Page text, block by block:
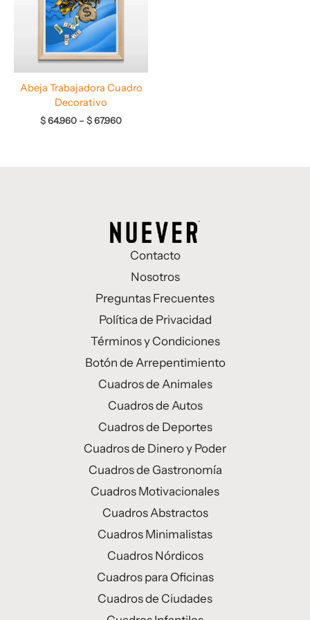
Abeja Trabajadora Cuadro
Decorativo
$64.960 –$67.960
Contacto
Nosotros
Preguntas Frecuentes
Política de Privacidad
Términos y Condiciones
Botón de Arrepentimiento
Cuadros de Animales
Cuadros de Autos
Cuadros de Deportes
Cuadros de Dinero y Poder
Cuadros de Gastronomía
Cuadros Motivacionales
Cuadros Abstractos
Cuadros Minimalistas
Cuadros Nórdicos
Cuadros para Oficinas
Cuadros de Ciudades